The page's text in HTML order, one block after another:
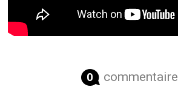
0 commentaire